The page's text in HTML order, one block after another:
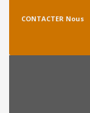
CONTACTER Nous